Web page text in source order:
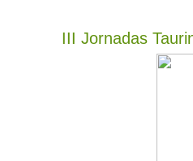
III Jornadas